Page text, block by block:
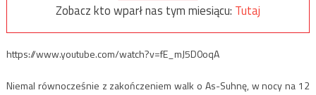
Zobacz kto wparł nas tym miesiącu: Tutaj
https://www.youtube.com/watch?v=fE_mJ5D0oqA
Niemal równocześnie z zakończeniem walk o As-Suhnę, w nocy na 12